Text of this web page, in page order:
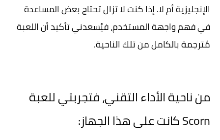
الإنجليزية أم لا. إذا كنت لا تزال تحتاج بعض المساعدة
في فهم واجهة المستخدم، فيُسعدني تأكيد أن اللعبة
مُترجمة بالكامل من تلك الناحية.
من ناحية الأداء التقني، فتجربتي للعبة
Scorn كانت على هذا الجهاز: